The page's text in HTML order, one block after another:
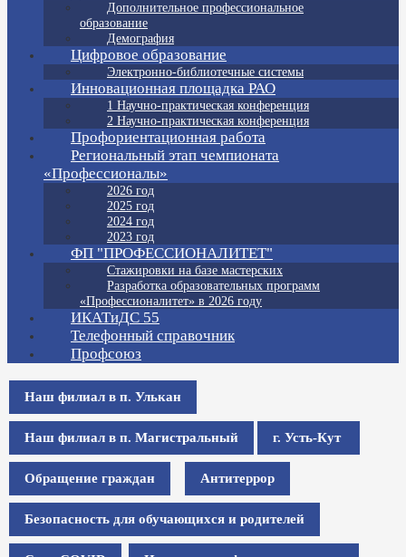
Дополнительное профессиональное
образование
Демография
Цифровое образование
Электронно-библиотечные системы
Инновационная площадка РАО
1 Научно-практическая конференция
2 Научно-практическая конференция
Профориентационная работа
Региональный этап чемпионата
«Профессионалы»
2026 год
2025 год
2024 год
2023 год
ФП "ПРОФЕССИОНАЛИТЕТ"
Стажировки на базе мастерских
Разработка образовательных программ
«Профессионалитет» в 2026 году
ИКАТиДС 55
Телефонный справочник
Профсоюз
Наш филиал в п. Улькан
Наш филиал в п. Магистральный г. Усть-Кут
Обращение граждан Антитеррор
Безопасность для обучающихся и родителей